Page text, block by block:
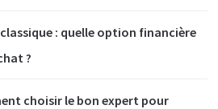
: quelle option financière
?
choisir le bon expert pour